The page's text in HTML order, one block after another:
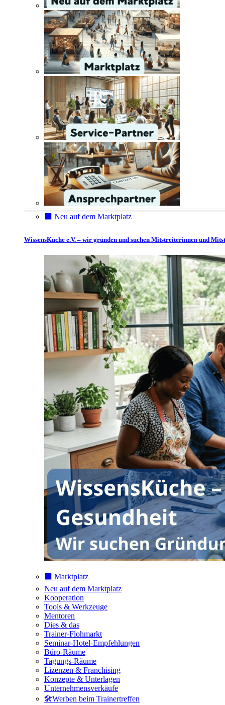
⬛️ Neu auf dem Marktplatz
WissensKüche e.V. – wir gründen und suchen Mitstreiterinnen und
⬛️ Marktplatz
Neu auf dem Marktplatz
Kooperation
Tools & Werkzeuge
Mentoren
Dies & das
Trainer-Flohmarkt
Seminar-Hotel-Empfehlungen
Büro-Räume
Tagungs-Räume
Lizenzen & Franchising
Konzepte & Unterlagen
Unternehmensverkäufe
🛠️Werben beim Trainertreffen